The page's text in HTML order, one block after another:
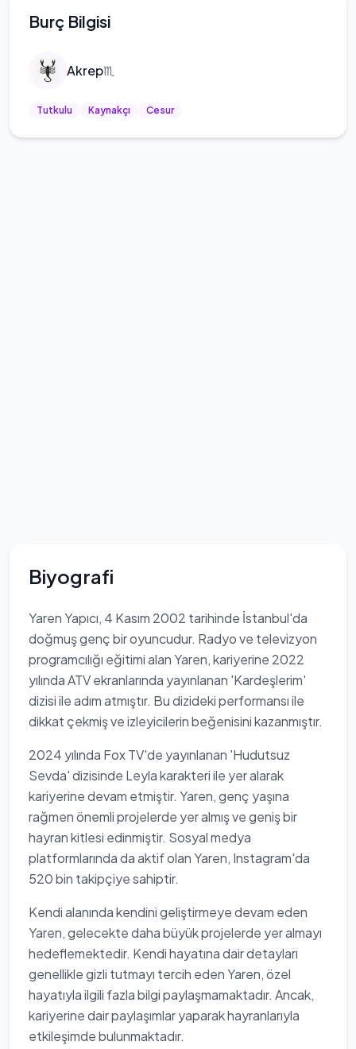
Burç Bilgisi
Akrep♏
Tutkulu Kaynakçı Cesur
Biyografi
Yaren Yapıcı, 4 Kasım 2002 tarihinde İstanbul'da
doğmuş genç bir oyuncudur. Radyo ve televizyon
programcılığı eğitimi alan Yaren, kariyerine 2022
yılında ATV ekranlarında yayınlanan 'Kardeşlerim'
dizisi ile adım atmıştır. Bu dizideki performansı ile
dikkat çekmiş ve izleyicilerin beğenisini kazanmıştır.
2024 yılında Fox TV'de yayınlanan 'Hudutsuz
Sevda' dizisinde Leyla karakteri ile yer alarak
kariyerine devam etmiştir. Yaren, genç yaşına
rağmen önemli projelerde yer almış ve geniş bir
hayran kitlesi edinmiştir. Sosyal medya
platformlarında da aktif olan Yaren, Instagram'da
520 bin takipçiye sahiptir.
Kendi alanında kendini geliştirmeye devam eden
Yaren, gelecekte daha büyük projelerde yer almayı
hedeflemektedir. Kendi hayatına dair detayları
genellikle gizli tutmayı tercih eden Yaren, özel
hayatıyla ilgili fazla bilgi paylaşmamaktadır. Ancak,
kariyerine dair paylaşımlar yaparak hayranlarıyla
etkileşimde bulunmaktadır.